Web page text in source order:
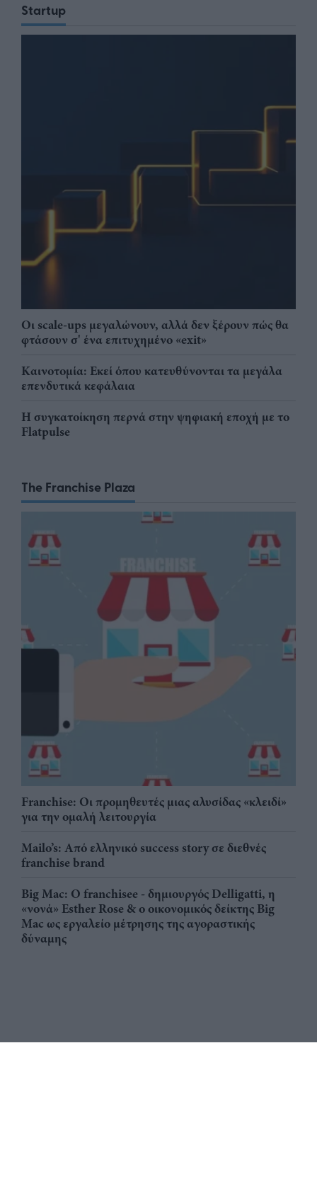
Startup
Οι scale-ups μεγαλώνουν, αλλά δεν ξέρουν πώς θα
φτάσουν σ' ένα επιτυχημένο «exit»
Καινοτομία: Εκεί όπου κατευθύνονται τα μεγάλα
επενδυτικά κεφάλαια
Η συγκατοίκηση περνά στην ψηφιακή εποχή με το
Flatpulse
The Franchise Plaza
Franchise: Οι προμηθευτές μιας αλυσίδας «κλειδί»
για την ομαλή λειτουργία
Mailo’s: Από ελληνικό success story σε διεθνές
franchise brand
Big Mac: Ο franchisee - δημιουργός Delligatti, η
«νονά» Esther Rose & ο οικονομικός δείκτης Big
Mac ως εργαλείο μέτρησης της αγοραστικής
δύναμης